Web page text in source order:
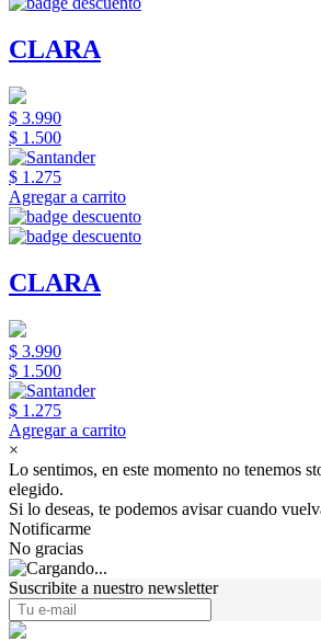
CLARA
$ 3.990
$ 1.500
$ 1.275
Agregar a carrito
CLARA
$ 3.990
$ 1.500
$ 1.275
Agregar a carrito
×
Lo sentimos, en este momento no tenemos
elegido.
Si lo deseas, te podemos avisar cuando
Notificarme
No gracias
Suscribite a nuestro newsletter